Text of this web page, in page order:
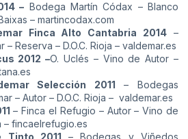
– Bodega Martín Códax – Blanco
– martincodax.com
Finca Alto Cantabria 2014 –
Reserva – D.O.C. Rioja – valdemar.es
2012 –O. Uclés – Vino de Autor –
Selección 2011 – Bodegas
– Autor – D.O.C. Rioja – valdemar.es
– Finca el Refugio – Autor – Vino de
– fincaelrefugio.es